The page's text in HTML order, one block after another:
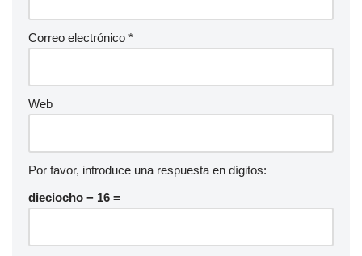
Correo electrónico *
Web
Por favor, introduce una respuesta en dígitos:
dieciocho − 16 =